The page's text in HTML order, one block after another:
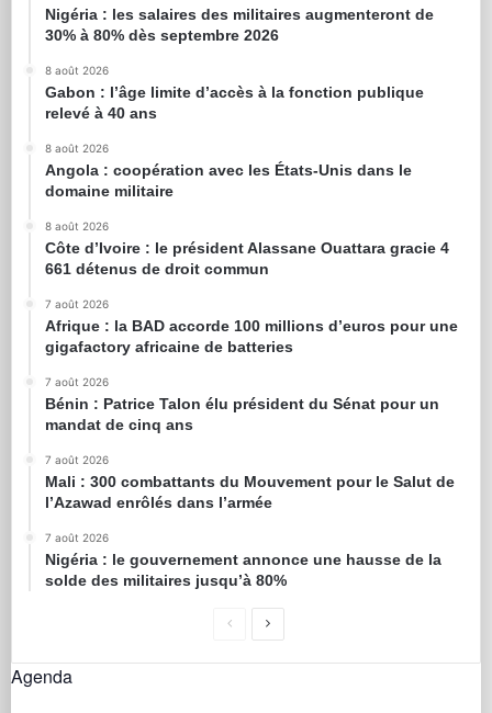
Nigéria : les salaires des militaires augmenteront de
30% à 80% dès septembre 2026
8 août 2026
Gabon : l’âge limite d’accès à la fonction publique
relevé à 40 ans
8 août 2026
Angola : coopération avec les États-Unis dans le
domaine militaire
8 août 2026
Côte d’Ivoire : le président Alassane Ouattara gracie 4
661 détenus de droit commun
7 août 2026
Afrique : la BAD accorde 100 millions d’euros pour une
gigafactory africaine de batteries
7 août 2026
Bénin : Patrice Talon élu président du Sénat pour un
mandat de cinq ans
7 août 2026
Mali : 300 combattants du Mouvement pour le Salut de
l’Azawad enrôlés dans l’armée
7 août 2026
Nigéria : le gouvernement annonce une hausse de la
solde des militaires jusqu’à 80%
Agenda